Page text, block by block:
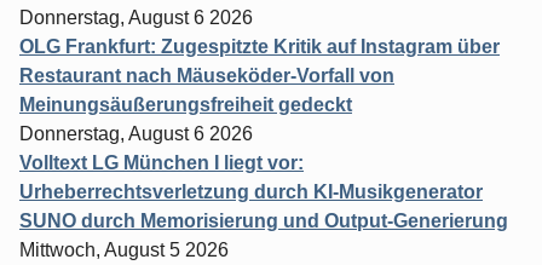
Donnerstag, August 6 2026
OLG Frankfurt: Zugespitzte Kritik auf Instagram über
Restaurant nach Mäuseköder-Vorfall von
Meinungsäußerungsfreiheit gedeckt
Donnerstag, August 6 2026
Volltext LG München I liegt vor:
Urheberrechtsverletzung durch KI-Musikgenerator
SUNO durch Memorisierung und Output-Generierung
Mittwoch, August 5 2026